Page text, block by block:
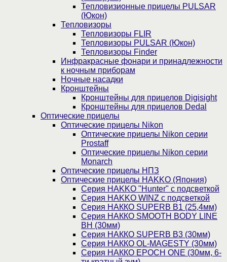
Тепловизионные прицелы PULSAR
(Юкон)
Тепловизоры
Тепловизоры FLIR
Тепловизоры PULSAR (Юкон)
Тепловизоры Finder
Инфракрасные фонари и принадлежности
к ночным приборам
Ночные насадки
Кронштейны
Кронштейны для прицелов Digisight
Кронштейны для прицелов Dedal
Оптические прицелы
Оптические прицелы Nikon
Оптические прицелы Nikon серии
Prostaff
Оптические прицелы Nikon серии
Monarch
Оптические прицелы НПЗ
Оптические прицелы HAKKO (Япония)
Cерия HAKKO "Hunter" с подсветкой
Серия НAKKO WINZ с подсветкой
Серия НАККО SUPERB B1 (25,4мм)
Серия НАККО SMOOTH BODY LINE
BH (30мм)
Серия НАККО SUPERB B3 (30мм)
Серия НАККО OL-MAGESTY (30мм)
Серия НАККО EPOCH ONE (30мм, 6-